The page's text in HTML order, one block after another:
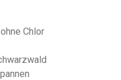
Chlor